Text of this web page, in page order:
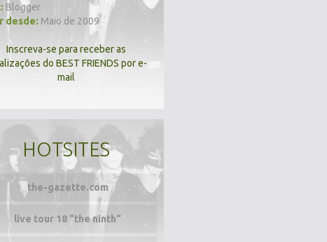
Blogger
desde: Maio de 2009
Inscreva-se para receber as
do BEST FRIENDS por e-
mail
HOTSITES
the-gazette.com
live tour 18 "the ninth"